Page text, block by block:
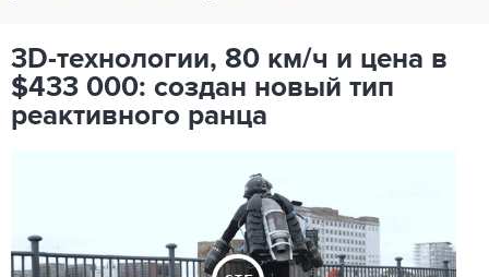
3D-технологии, 80 км/ч и цена в
$433 000: создан новый тип
реактивного ранца